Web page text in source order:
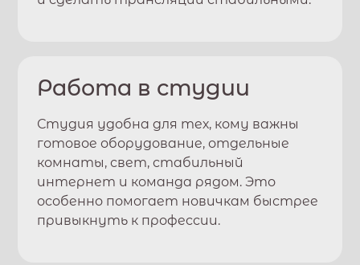
Работа в студии
Студия удобна для тех, кому важны
готовое оборудование, отдельные
комнаты, свет, стабильный
интернет и команда рядом. Это
особенно помогает новичкам быстрее
привыкнуть к профессии.